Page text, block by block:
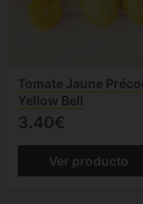
Tomate Jaune
Yellow Bell
3.40€
Ver producto